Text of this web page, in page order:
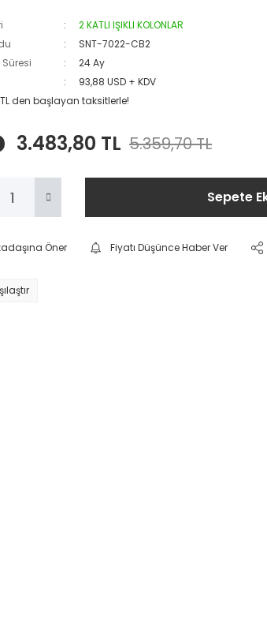
2 KATLI IŞIKLI KOLONLAR
SNT-7022-CB2
24 Ay
93,88 USD + KDV
den başlayan taksitlerle!
3.483,80 TL 5.359,70 TL
Sepete
Öner Fiyatı Düşünce Haber Ver